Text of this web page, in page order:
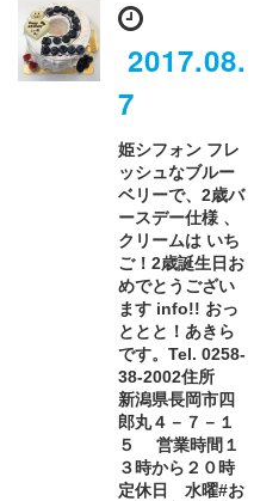
2017.08.
7
姫シフォン フレ
ッシュなブルー
ベリーで、2歳バ
ースデー仕様 、
クリームは いち
ご！2歳誕生日お
めでとうござい
ます info!! おっ
ととと！あきら
です。Tel. 0258-
38-2002住所
新潟県長岡市四
郎丸４－７－１
５ 営業時間１
３時から２０時
定休日 水曜#お